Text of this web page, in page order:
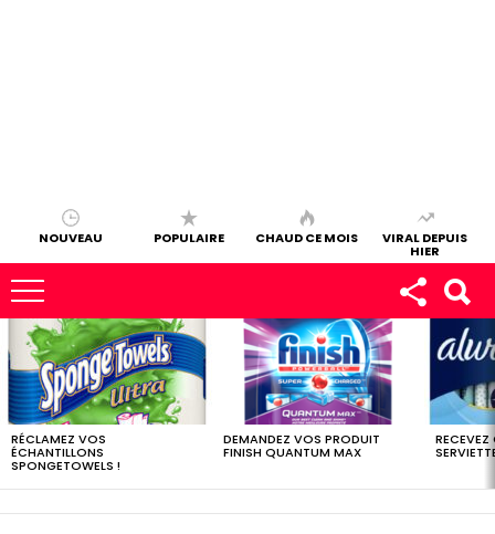
NOUVEAU POPULAIRE CHAUD CE MOIS VIRAL DEPUIS
HIER
LES
DERNIERS
ÉCHANTILLONS
RÉCLAMEZ VOS
ÉCHANTILLONS
SPONGETOWELS !
DEMANDEZ VOS PRODUIT
FINISH QUANTUM MAX